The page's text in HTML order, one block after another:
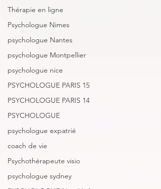
Thérapie en ligne
Psychologue Nimes
psychologue Nantes
psychologue Montpellier
psychologue nice
PSYCHOLOGUE PARIS 15
PSYCHOLOGUE PARIS 14
PSYCHOLOGUE
psychologue expatrié
coach de vie
Psychothérapeute visio
psychologue sydney